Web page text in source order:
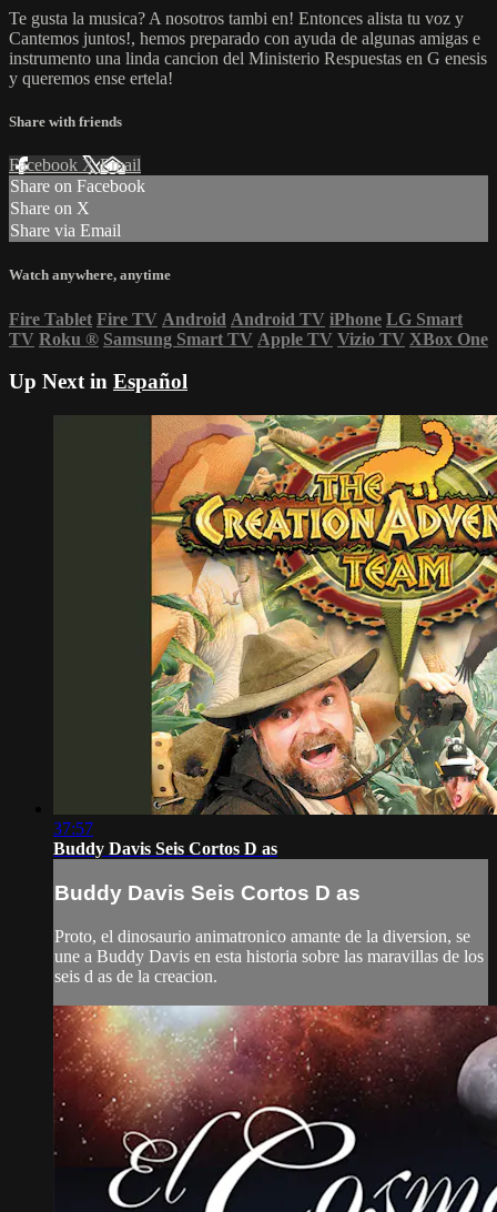
Te gusta la musica? A nosotros tambi en! Entonces alista tu voz y
Cantemos juntos!, hemos preparado con ayuda de algunas amigas e
instrumento una linda cancion del Ministerio Respuestas en G enesis
y queremos ense ertela!
Share with friends
Facebook XEmail
Share on Facebook
Share on X
Share via Email
Watch anywhere, anytime
Fire Tablet Fire TV Android Android TV iPhone LG Smart
TV Roku ® Samsung Smart TV Apple TV Vizio TV XBox One
Up Next in Español
37:57
Buddy Davis Seis Cortos D as
Buddy Davis Seis Cortos D as
Proto, el dinosaurio animatronico amante de la diversion, se
une a Buddy Davis en esta historia sobre las maravillas de los
seis d as de la creacion.